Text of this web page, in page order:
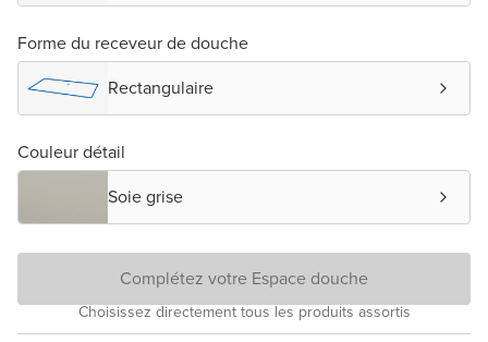
Forme du receveur de douche
Rectangulaire
Couleur détail
Soie grise
Complétez votre Espace douche
Choisissez directement tous les produits assortis